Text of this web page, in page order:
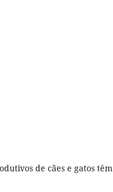
de cães e gatos têm